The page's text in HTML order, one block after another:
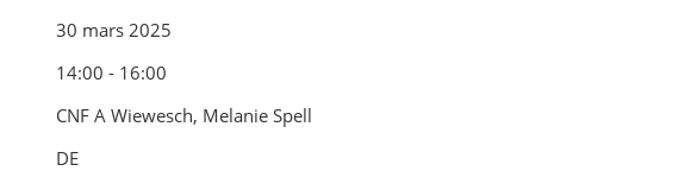
30 mars 2025
14:00 - 16:00
CNF A Wiewesch, Melanie Spell
DE